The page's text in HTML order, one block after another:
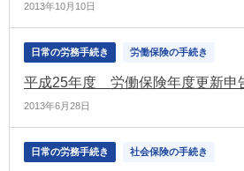
2013年10月10日
日常の労務手続き 労働保険の手続き
2013年6月28日
日常の労務手続き 社会保険の手続き